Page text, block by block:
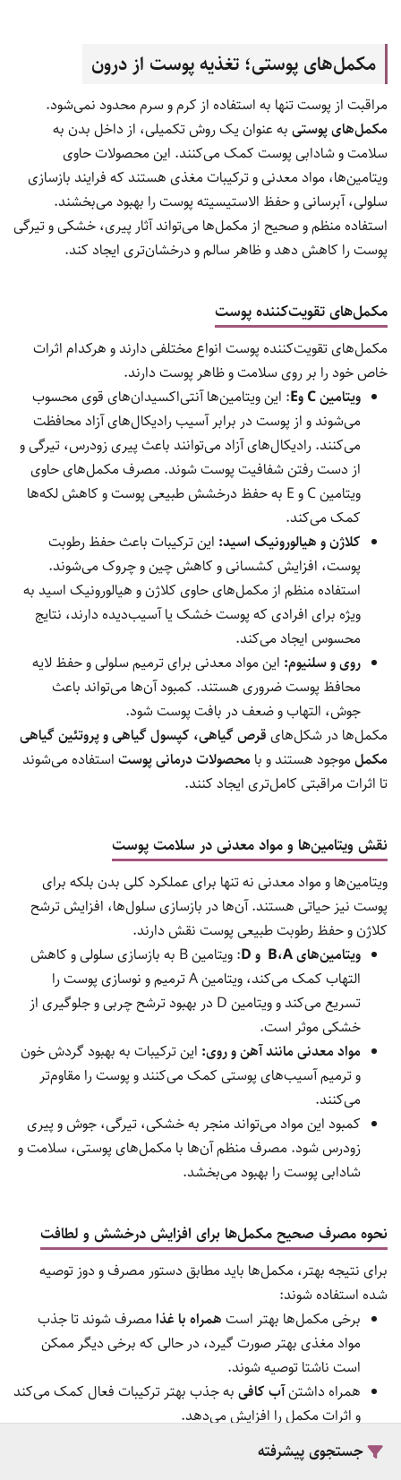
جستجوی پیشرفته
مکمل‌های پوستی؛ تغذیه پوست از درون
مراقبت از پوست تنها به استفاده از کرم و سرم محدود نمی‌شود.
مکمل‌های پوستی به عنوان یک روش تکمیلی، از داخل بدن به
سلامت و شادابی پوست کمک می‌کنند. این محصولات حاوی
ویتامین‌ها، مواد معدنی و ترکیبات مغذی هستند که فرایند بازسازی
سلولی، آبرسانی و حفظ الاستیسیته پوست را بهبود می‌بخشند.
استفاده منظم و صحیح از مکمل‌ها می‌تواند آثار پیری، خشکی و تیرگی
پوست را کاهش دهد و ظاهر سالم و درخشان‌تری ایجاد کند.
مکمل‌های تقویت‌کننده پوست
مکمل‌های تقویت‌کننده پوست انواع مختلفی دارند و هرکدام اثرات
خاص خود را بر روی سلامت و ظاهر پوست دارند.
ویتامین
وE: این ویتامین‌ها آنتی‌اکسیدان‌های قوی محسوب
می‌شوند و از پوست در برابر آسیب رادیکال‌های آزاد محافظت
می‌کنند. رادیکال‌های آزاد می‌توانند باعث پیری زودرس، تیرگی و
از دست رفتن شفافیت پوست شوند. مصرف مکمل‌های حاوی
ویتامین C و E به حفظ درخشش طبیعی پوست و کاهش لکه‌ها
کمک می‌کند.
کلاژن و هیالورونیک اسید: این ترکیبات باعث حفظ رطوبت
پوست، افزایش کشسانی و کاهش چین و چروک می‌شوند.
استفاده منظم از مکمل‌های حاوی کلاژن و هیالورونیک اسید به
ویژه برای افرادی که پوست خشک یا آسیب‌دیده دارند، نتایج
محسوس ایجاد می‌کند.
روی و سلنیوم: این مواد معدنی برای ترمیم سلولی و حفظ لایه
محافظ پوست ضروری هستند. کمبود آن‌ها می‌تواند باعث
جوش، التهاب و ضعف در بافت پوست شود.
مکمل‌ها در شکل‌های قرص گیاهی، کپسول گیاهی و پروتئین گیاهی
مکمل موجود هستند و با محصولات درمانی پوست استفاده می‌شوند
تا اثرات مراقبتی کامل‌تری ایجاد کنند.
نقش ویتامین‌ها و مواد معدنی در سلامت پوست
ویتامین‌ها و مواد معدنی نه تنها برای عملکرد کلی بدن بلکه برای
پوست نیز حیاتی هستند. آن‌ها در بازسازی سلول‌ها، افزایش ترشح
کلاژن و حفظ رطوبت طبیعی پوست نقش دارند.
ویتامین‌های
،A و
: ویتامین B به بازسازی سلولی و کاهش
التهاب کمک می‌کند، ویتامین A ترمیم و نوسازی پوست را
تسریع می‌کند و ویتامین D در بهبود ترشح چربی و جلوگیری از
خشکی موثر است.
مواد معدنی مانند آهن و روی: این ترکیبات به بهبود گردش خون
و ترمیم آسیب‌های پوستی کمک می‌کنند و پوست را مقاوم‌تر
می‌کنند.
کمبود این مواد می‌تواند منجر به خشکی، تیرگی، جوش و پیری
زودرس شود. مصرف منظم آن‌ها با مکمل‌های پوستی، سلامت و
شادابی پوست را بهبود می‌بخشد.
نحوه مصرف صحیح مکمل‌ها برای افزایش درخشش و لطافت
برای نتیجه بهتر، مکمل‌ها باید مطابق دستور مصرف و دوز توصیه
شده استفاده شوند:
برخی مکمل‌ها بهتر است همراه با غذا مصرف شوند تا جذب
مواد مغذی بهتر صورت گیرد، در حالی که برخی دیگر ممکن
است ناشتا توصیه شوند.
همراه داشتنآب کافی به جذب بهتر ترکیبات فعال کمک می‌کند
و اثرات مکمل را افزایش می‌دهد.
دوره مصرف توصیه‌شده
کوتاه‌مدت ممکن است اثرات ملموس ایجاد نکند.